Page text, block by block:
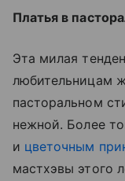
Платья в
Эта милая
любительницам
пасторальном
нежной. Более
и цветочным
мастхэвы этого